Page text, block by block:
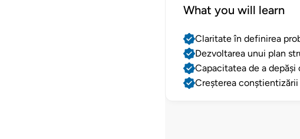
What you will learn
Claritate în definirea
Dezvoltarea unui plan
Capacitatea de a
Creșterea